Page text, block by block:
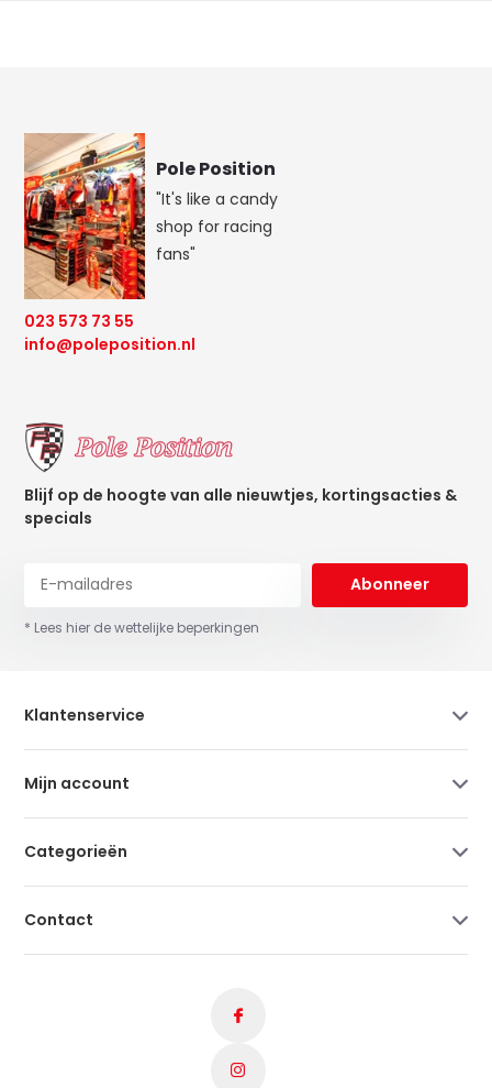
Pole Position
"It's like a candy
shop for racing
fans"
023 573 73 55
info@poleposition.nl
Blijf op de hoogte van alle nieuwtjes, kortingsacties &
specials
Abonneer
* Lees hier de wettelijke beperkingen
Klantenservice
Mijn account
Categorieën
Contact